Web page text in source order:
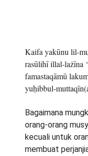
Kaifa yakūnu lil-
rasūlihī illal-lażīna
famastaqāmū
yuḥibbul-
Bagaimana
orang-orang
kecuali untuk
membuat